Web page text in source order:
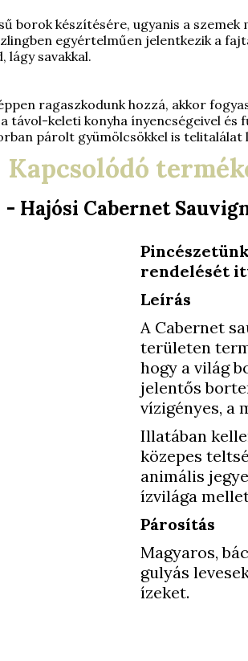
borok készítésére, ugyanis a
egyértelműen jelentkezik a
lágy savakkal.
ragaszkodunk hozzá, akkor
távol-keleti konyha ínyencségeivel
párolt gyümölcsökkel is telitalálat
Kapcsolódó
- Hajósi Cabernet
rendelését
Leírás
A Cabernet
területen
hogy a világ
jelentős
vízigényes, a
Illatában
közepes
animális
ízvilága
Párosítás
Magyaros,
gulyás
ízeket.